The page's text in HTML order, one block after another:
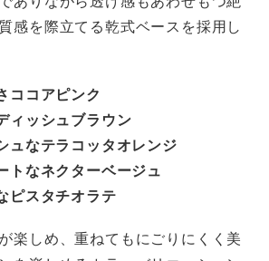
感を際立てる乾式ベースを採用し
ココアピンク
ィッシュブラウン
ュなテラコッタオレンジ
トなネクターベージュ
ピスタチオラテ
楽しめ、重ねてもにごりにくく美